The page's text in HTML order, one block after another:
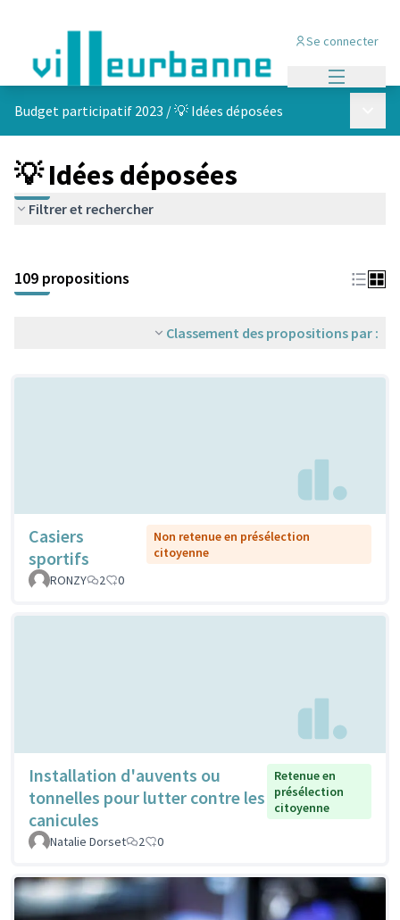
Se connecter
Budget participatif 2023 /💡 Idées déposées
💡 Idées déposées
Filtrer et rechercher
+
−
109 propositions
Classement des propositions par :
Casiers
sportifs
Non retenue en présélection
citoyenne
RONZY
2 0
Installation d'auvents ou
tonnelles pour lutter contre les
canicules
Retenue en
présélection
citoyenne
Natalie Dorset 2 0